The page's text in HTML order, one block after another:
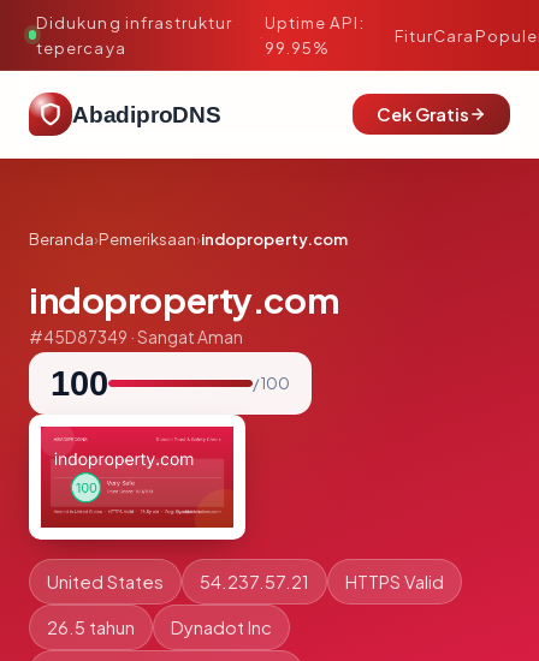
Didukung infrastruktur
tepercaya
·
Uptime API:
99.95%
FiturCara
AbadiproDNS Cek Gratis
Beranda›Pemeriksaan›indoproperty.com
indoproperty.com
#45D87349 · Sangat Aman
100 / 100
United States 54.237.57.21 HTTPS Valid
26.5 tahun Dynadot Inc